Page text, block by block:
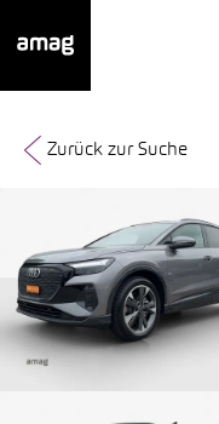
Zurück zur Suche